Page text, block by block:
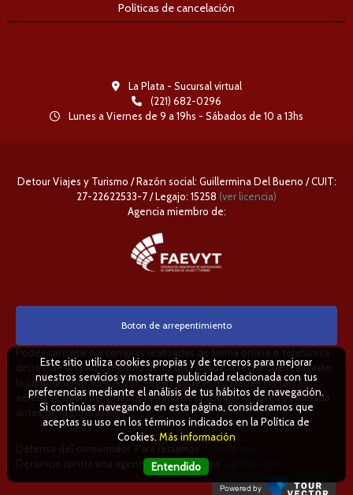
Políticas de cancelación
La Plata - Sucursal virtual
(221) 682-0296
Lunes a Viernes de 9 a 19hs - Sábados de 10 a 13hs
Detour Viajes y Turismo / Razón social: Guillermina Del Bueno / CUIT:
27-22622533-7 / Legajo: 15258 (ver licencia)
Agencia miembro de:
Boton de arrepentimiento
Podés cancelar tus compras realizadas de forma online o telefonica
dentro de un plazo máximo de 10 días desde la fecha que realizaste
la compra (Disp.954/2025). Según decreto 809/2024 las tarifas
aéreas se rigen por política tarifaria de la compañía aérea informada
antes de la contratación.
Defensa del consumidor. Para reclamos
Denuncia contra una agencia. Para reclamos
Este sitio utiliza cookies propias y de terceros para mejorar
nuestros servicios y mostrarte publicidad relacionada con tus
preferencias mediante el análisis de tus hábitos de navegación.
Si continúas navegando en esta página, consideramos que
aceptas su uso en los términos indicados en la Política de
Cookies. Más información
Entendido